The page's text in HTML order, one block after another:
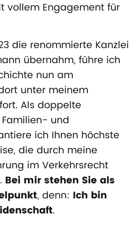
vollem Engagement für
die renommierte Kanzlei
übernahm, führe ich
nun am
unter meinem
Als doppelte
und
ich Ihnen höchste
die durch meine
im Verkehrsrecht
Bei mir stehen Sie als
, denn: Ich bin
.